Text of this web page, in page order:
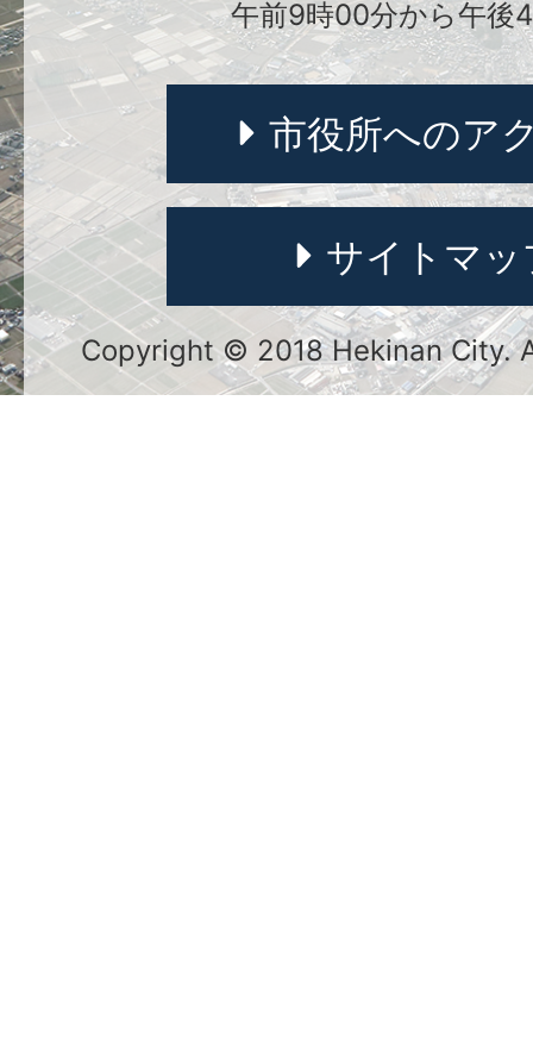
午前9時00分から午後
市役所へのア
サイトマッ
Copyright © 2018 Hekinan City.